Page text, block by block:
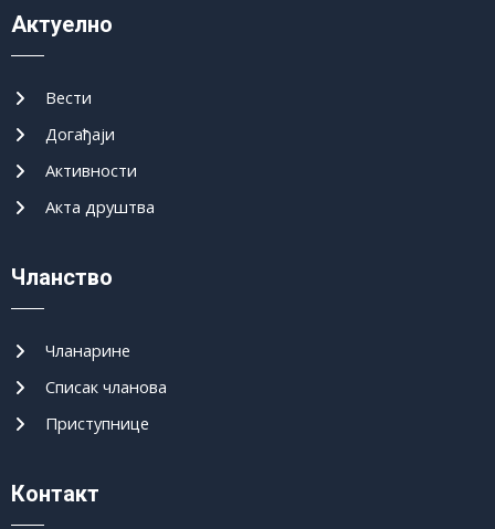
Актуелно
Вести
Догађаји
Активности
Акта друштва
Чланство
Чланарине
Списак чланова
Приступнице
Контакт